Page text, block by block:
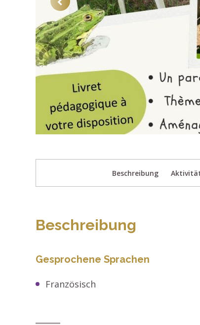
Beschreibung
Beschreibung
Gesprochene Sprachen
Französisch